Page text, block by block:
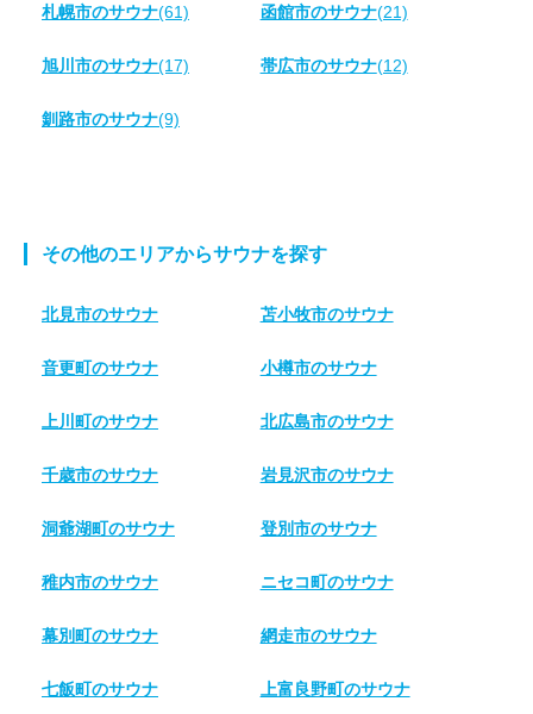
札幌市のサウナ(61) 函館市のサウナ(21)
旭川市のサウナ(17) 帯広市のサウナ(12)
釧路市のサウナ(9)
その他のエリアからサウナを探す
北見市のサウナ 苫小牧市のサウナ
音更町のサウナ 小樽市のサウナ
上川町のサウナ 北広島市のサウナ
千歳市のサウナ 岩見沢市のサウナ
洞爺湖町のサウナ 登別市のサウナ
稚内市のサウナ ニセコ町のサウナ
幕別町のサウナ 網走市のサウナ
七飯町のサウナ 上富良野町のサウナ